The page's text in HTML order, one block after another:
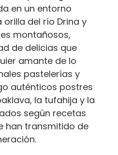
en un entorno
del río Drina y
montañosos,
de delicias que
amante de lo
pastelerías y
auténticos postres
la tufahija y la
según recetas
han transmitido de